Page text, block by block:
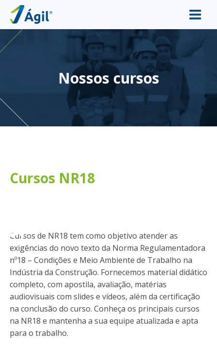
Nossos cursos
Cursos NR18
Cursos de NR18 tem como objetivo atender as
exigências do novo texto da Norma Regulamentadora
nº18 – Condições e Meio Ambiente de Trabalho na
Indústria da Construção. Fornecemos material didático
completo, com apostila, avaliação, matérias
audiovisuais com slides e vídeos, além da certificação
na conclusão do curso. Conheça os principais cursos
na NR18 e mantenha a sua equipe atualizada e apta
para o trabalho.